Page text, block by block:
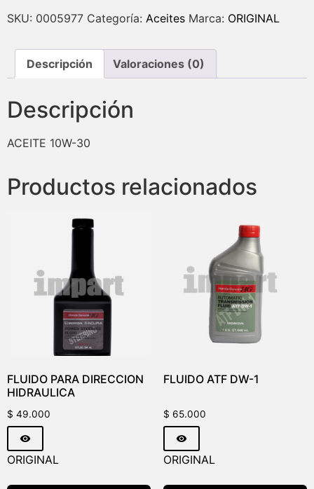
SKU: 0005977 Categoría: Aceites Marca: ORIGINAL
Descripción Valoraciones (0)
Descripción
ACEITE 10W-30
Productos relacionados
FLUIDO PARA DIRECCION
HIDRAULICA
$ 49.000
ORIGINAL
FLUIDO ATF DW-1
$ 65.000
ORIGINAL